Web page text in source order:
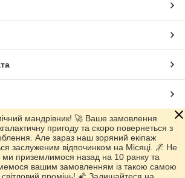
маркетплейсіProm.ua
мандрівник! 🚀 Ваше замовлення
пригоду та скоро повернеться з
Але зараз наш зоряний екіпаж
заслуженим відпочинком на Місяці. 🌌 Не
ми приземлимося назад на 10 ранку та
вашим замовленням із такою самою